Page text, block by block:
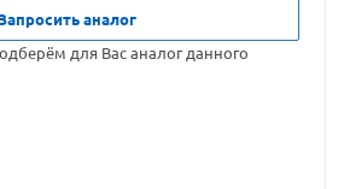
аналог
для Вас аналог данного